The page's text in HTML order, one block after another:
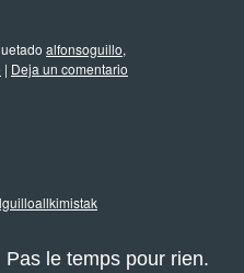
alfonsoguillo,
| Deja un comentario
Pas le temps pour rien.